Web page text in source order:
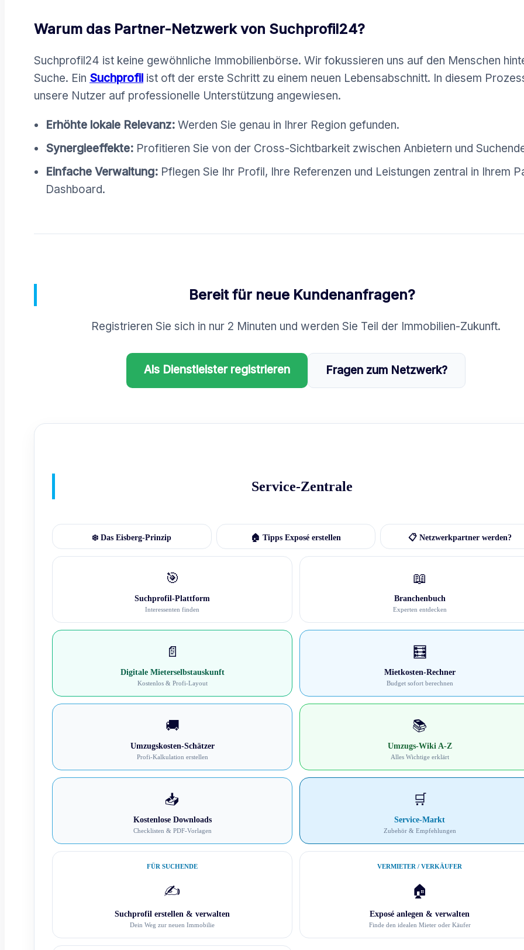
Warum das Partner-Netzwerk von Suchprofil24?
Suchprofil24 ist keine gewöhnliche Immobilienbörse. Wir fokussieren uns auf den Menschen
Suche. Ein Suchprofil ist oft der erste Schritt zu einem neuen Lebensabschnitt. In diesem
unsere Nutzer auf professionelle Unterstützung angewiesen.
Erhöhte lokale Relevanz: Werden Sie genau in Ihrer Region gefunden.
Synergieeffekte: Profitieren Sie von der Cross-Sichtbarkeit zwischen Anbietern und
Einfache Verwaltung: Pflegen Sie Ihr Profil, Ihre Referenzen und Leistungen zentral in Ihrem
Dashboard.
Bereit für neue Kundenanfragen?
Registrieren Sie sich in nur 2 Minuten und werden Sie Teil der Immobilien-Zukunft.
Als Dienstleister registrieren Fragen zum Netzwerk?
Service-Zentrale
❄️ Das Eisberg-Prinzip 🏠 Tipps Exposé erstellen 📋 Netzwerkpartner werden?
🎯
Suchprofil-Plattform
Interessenten finden
📖
Branchenbuch
Experten entdecken
📄
Digitale Mieterselbstauskunft
Kostenlos & Profi-Layout
🧮
Mietkosten-Rechner
Budget sofort berechnen
🚚
Umzugskosten-Schätzer
Profi-Kalkulation erstellen
📚
Umzugs-Wiki A-Z
Alles Wichtige erklärt
📥
Kostenlose Downloads
Checklisten & PDF-Vorlagen
🛒
Service-Markt
Zubehör & Empfehlungen
FÜR SUCHENDE
✍️
Suchprofil erstellen & verwalten
Dein Weg zur neuen Immobilie
VERMIETER / VERKÄUFER
🏠
Exposé anlegen & verwalten
Finde den idealen Mieter oder Käufer